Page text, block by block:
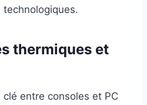
thermiques et
entre consoles et PC